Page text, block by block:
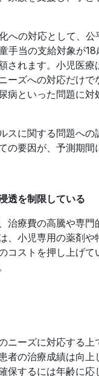
への対応として、
手当の支給対象が
されます。小児医
ーズへの対応だけ
病といった問題に
スに関する問題へ
要因が、予測期間
透を制限している
治療費の高騰や専
、小児専用の薬剤
コストを押し上げ
ニーズに対応する
者の治療成績は向
保するには年齢に